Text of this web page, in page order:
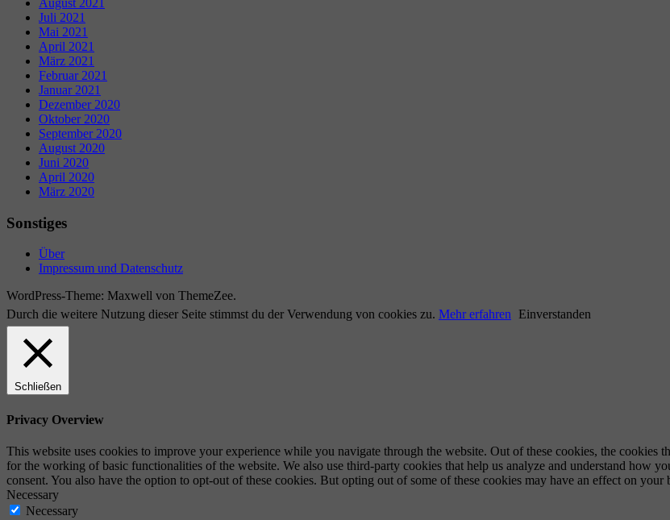
Juli 2021
Mai 2021
April 2021
März 2021
Februar 2021
Januar 2021
Dezember 2020
Oktober 2020
September 2020
August 2020
Juni 2020
April 2020
März 2020
Sonstiges
Über
Impressum und Datenschutz
WordPress-Theme: Maxwell von ThemeZee.
Durch die weitere Nutzung dieser Seite stimmst du der Verwendung von cookies zu. Mehr erfahren Einverstanden
Schließen
Privacy Overview
This website uses cookies to improve your experience while you navigate through the website. Out of these cookies, the cookies
for the working of basic functionalities of the website. We also use third-party cookies that help us analyze and understand how
consent. You also have the option to opt-out of these cookies. But opting out of some of these cookies may have an effect on your
Necessary
Necessary